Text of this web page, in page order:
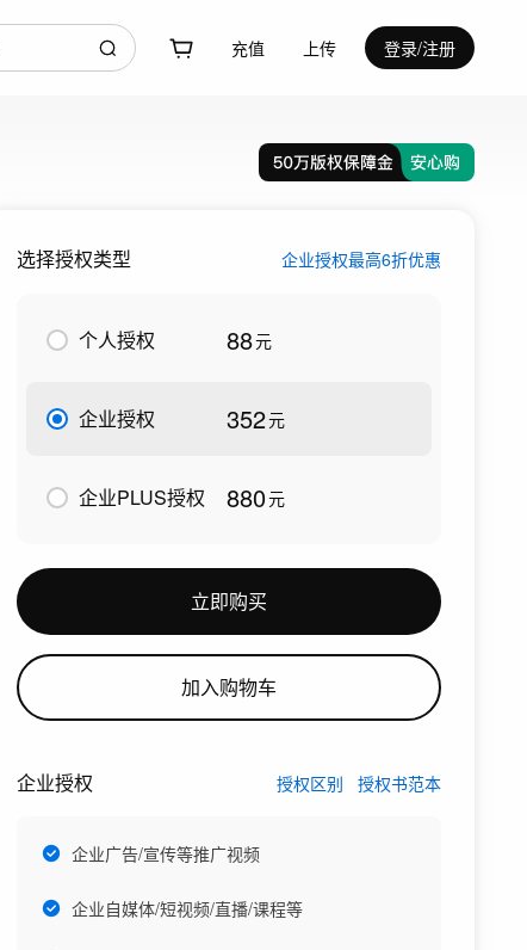
充值 上传 登录/注册
选择授权类型 企业授权最高6折优惠
个人授权 88元
企业授权 352元
企业PLUS授权 880元
立即购买
加入购物车
企业授权 授权区别 授权书范本
企业广告/宣传等推广视频
企业自媒体/短视频/直播/课程等